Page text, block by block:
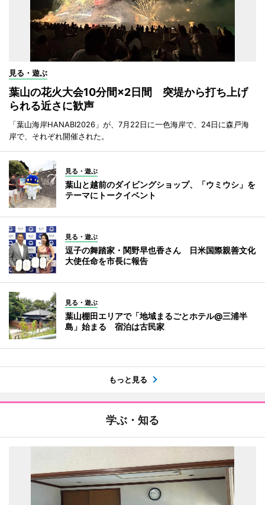
見る・遊ぶ
葉山の花火大会10分間×2日間 突堤から打ち上げ
られる近さに歓声
「葉山海岸HANABI2026」が、7月22日に一色海岸で、24日に森戸海
岸で、それぞれ開催された。
見る・遊ぶ
葉山と越前のダイビングショップ、「ウミウシ」を
テーマにトークイベント
見る・遊ぶ
逗子の舞踏家・関野早也香さん 日米国際親善文化
大使任命を市長に報告
見る・遊ぶ
葉山棚田エリアで「地域まるごとホテル@三浦半
島」始まる 宿泊は古民家
もっと見る
学ぶ・知る